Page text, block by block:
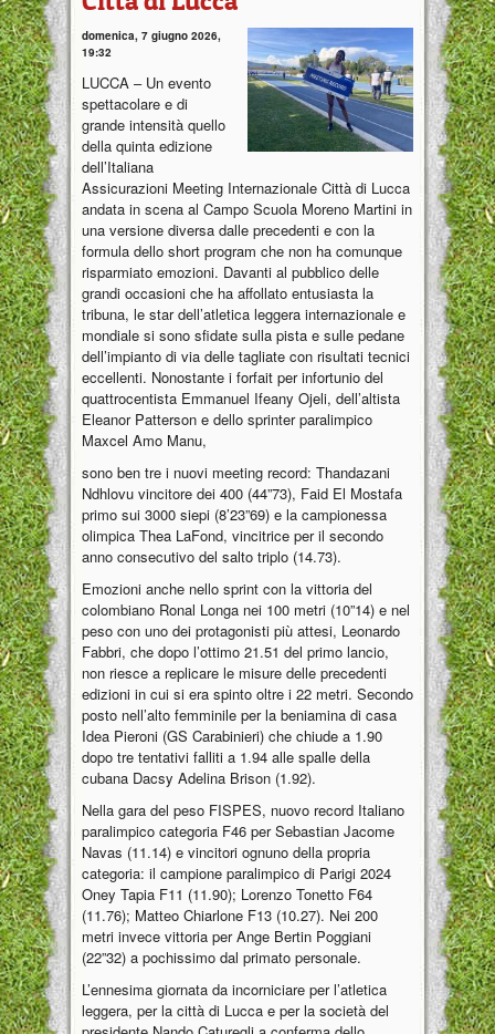
domenica, 7 giugno 2026,
19:32
LUCCA – Un evento
spettacolare e di
grande intensità quello
della quinta edizione
dell’Italiana
Assicurazioni Meeting Internazionale Città di Lucca
andata in scena al Campo Scuola Moreno Martini in
una versione diversa dalle precedenti e con la
formula dello short program che non ha comunque
risparmiato emozioni. Davanti al pubblico delle
grandi occasioni che ha affollato entusiasta la
tribuna, le star dell’atletica leggera internazionale e
mondiale si sono sfidate sulla pista e sulle pedane
dell’impianto di via delle tagliate con risultati tecnici
eccellenti. Nonostante i forfait per infortunio del
quattrocentista Emmanuel Ifeany Ojeli, dell’altista
Eleanor Patterson e dello sprinter paralimpico
Maxcel Amo Manu,
sono ben tre i nuovi meeting record: Thandazani
Ndhlovu vincitore dei 400 (44”73), Faid El Mostafa
primo sui 3000 siepi (8’23”69) e la campionessa
olimpica Thea LaFond, vincitrice per il secondo
anno consecutivo del salto triplo (14.73).
Emozioni anche nello sprint con la vittoria del
colombiano Ronal Longa nei 100 metri (10”14) e nel
peso con uno dei protagonisti più attesi, Leonardo
Fabbri, che dopo l’ottimo 21.51 del primo lancio,
non riesce a replicare le misure delle precedenti
edizioni in cui si era spinto oltre i 22 metri. Secondo
posto nell’alto femminile per la beniamina di casa
Idea Pieroni (GS Carabinieri) che chiude a 1.90
dopo tre tentativi falliti a 1.94 alle spalle della
cubana Dacsy Adelina Brison (1.92).
Nella gara del peso FISPES, nuovo record Italiano
paralimpico categoria F46 per Sebastian Jacome
Navas (11.14) e vincitori ognuno della propria
categoria: il campione paralimpico di Parigi 2024
Oney Tapia F11 (11.90); Lorenzo Tonetto F64
(11.76); Matteo Chiarlone F13 (10.27). Nei 200
metri invece vittoria per Ange Bertin Poggiani
(22”32) a pochissimo dal primato personale.
L’ennesima giornata da incorniciare per l’atletica
leggera, per la città di Lucca e per la società del